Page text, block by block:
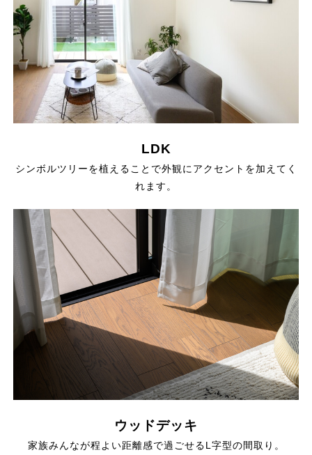
LDK
シンボルツリーを植えることで外観にアクセントを加えてく
れます。
ウッドデッキ
家族みんなが程よい距離感で過ごせるL字型の間取り。